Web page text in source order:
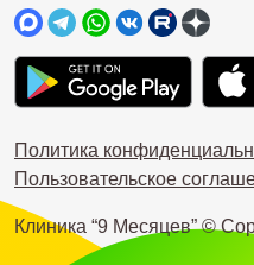
Клиника “9 Месяцев” ©
Политика
Пользовательское